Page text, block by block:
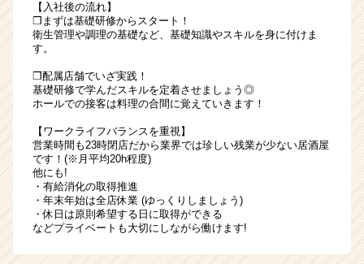
【入社後の流れ】
❒まずは基礎研修からスタート！
衛生管理や調理の基礎など、基礎知識やスキルを身に付けま
す。
❒配属店舗でいざ実践！
基礎研修で学んだスキルを定着させましょう◎
ホールでの接客は料理の合間に覚えていきます！
【ワークライフバランスを重視】
営業時間も23時閉店だから業界では珍しい残業が少ない居酒屋
です！(※月平均20h程度)
他にも!
・有給消化の取得推進
・年末年始は全店休業 (ゆっくりしましょう)
・休日は原則希望する日に取得ができる
などプライベートも大切にしながら働けます!